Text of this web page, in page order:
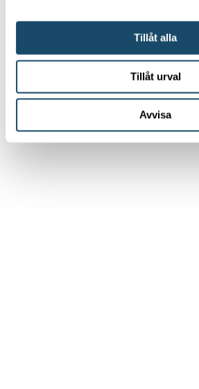
Tillåt alla
Tillåt urval
Avvisa